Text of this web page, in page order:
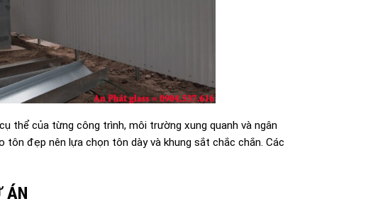
thể của từng công trình, môi trường xung quanh và ngân
đẹp nên lựa chọn tôn dày và khung sắt chắc chắn. Các
ÁN